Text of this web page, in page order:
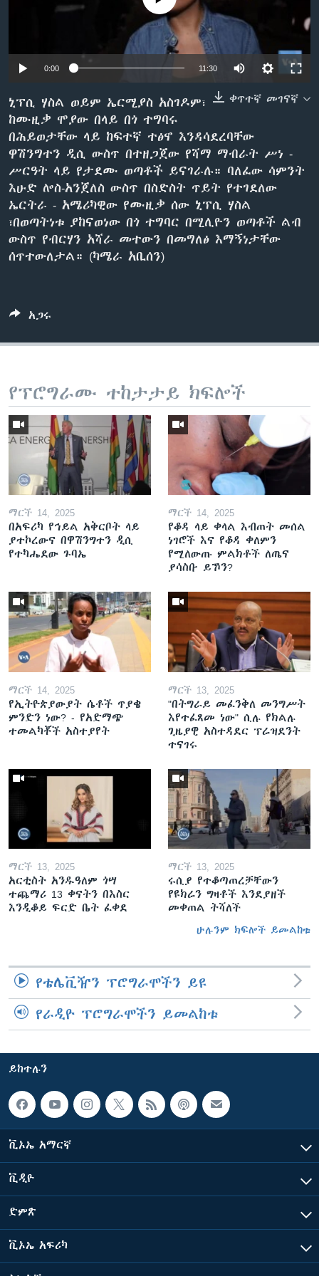
ቋንቋዎች
0:00 11:30
ቀጥተኛ መገናኛ
ኒፕሲ ሃስል ወይም ኤርሚያስ አስገዶም፣
ከሙዚቃ ሞያው በላይ በጎ ተግባሩ
በሕይወታቸው ላይ ከፍተኛ ተፅኖ እንዳሳደረባቸው
ዋሽንግተን ዲሲ ውስጥ በተዘጋጀው የሻማ ማብራት ሥነ -
ሥርዓት ላይ የታደሙ ወጣቶች ይናገራሉ። ባለፈው ሳምንት
እሁድ ሎስ-አንጀለስ ውስጥ በስድስት ጥይት የተገደለው
ኤርትራ - አሜሪካዊው የሙዚቃ ሰው ኒፕሲ ሃስል
፣በወጣትነቱ ያከናወነው በጎ ተግባር በሚሊዮን ወጣቶች ልብ
ውስጥ የብርሃን አሻራ መተውን በመግለፅ እማኝነታቸው
ሰጥተውለታል። (ካሜራ አቢሰን)
አጋሩ
የፕሮግራሙ ተከታታይ ክፍሎች
ማርች 14, 2025
በአፍሪካ የኅይል አቅርቦት ላይ
ያተኮረውና በዋሽንግተን ዲሲ
የተካሔደው ጉባኤ
ማርች 14, 2025
የቆዳ ላይ ቀላል እብጠት መሰል
ነገሮች እና የቆዳ ቀለምን
የሚለውጡ ምልክቶች ለጤና
ያሳስቡ ይኾን?
ማርች 14, 2025
የኢትዮጵያውያት ሴቶች ጥያቄ
ምንድን ነው? - የአድማጭ
ተመልካቾች አስተያየት
ማርች 13, 2025
"በትግራይ መፈንቅለ መንግሥት
እየተፈጸመ ነው" ሲሉ የክልሉ
ጊዜያዊ አስተዳደር ፕሬዝደንት
ተናገሩ
ማርች 13, 2025
አርቲስት አንዱዓለም ጎሣ
ተጨማሪ 13 ቀናትን በእስር
እንዲቆይ ፍርድ ቤት ፈቀደ
ማርች 13, 2025
ሩሲያ የተቆጣጠረቻቸውን
የዩክሬን ግዛቶች እንደያዘች
መቀጠል ትሻለች
ሁሉንም ክፍሎች ይመልከቱ
የቴሌቪዥን ፕሮግራሞችን ይዩ
የራዲዮ ፕሮግራሞችን ይመልከቱ
ይከተሉን
ቪኦኤ አማርኛ
ቪዲዮ
ድምጽ
ቪኦኤ አፍሪካ